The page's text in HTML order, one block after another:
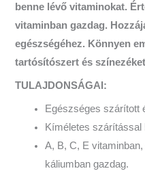
benne lévő vitaminokat.
vitaminban gazdag.
egészségéhez. Könnyen
tartósítószert és
TULAJDONSÁGAI:
Egészséges szárított
Kíméletes szárítással
A, B, C, E
káliumban gazdag.